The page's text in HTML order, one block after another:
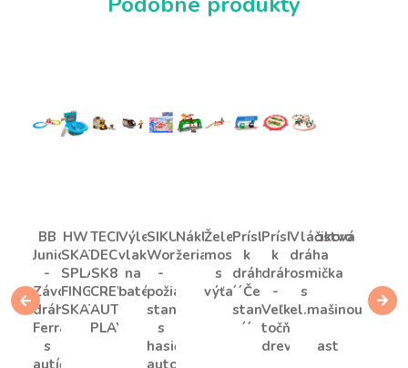
BB
Junior
-
Závodná
dráha
Ferrari
s
autíčkom
HW
SKATES
SPLACHOVACÍ
FINGERBOARD
SKATEPARK
TECH
DECK
SK8
CREW
AUTOBUS
PLAYSET
Výletný
vlak
na
batérie
SIKU
World
-
požiarna
stanica
s
hasičským
autom
Nákladný
žeriav
Železničný
most
s
výťahom
Príslušenstvo
k
dráhe
´´Čerpacia
stanica
´´
Príslušenstvo
k
dráhe
-
Veľká
točňa,
drevo/plast
Vláčiková
dráha
osmička
s
el.mašinou